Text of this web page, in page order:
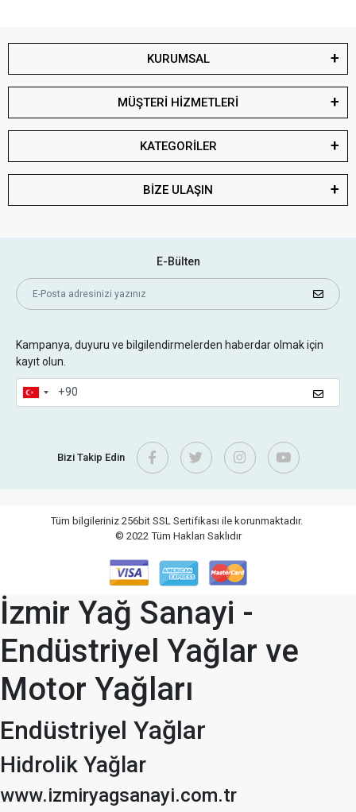
KURUMSAL
MÜŞTERİ HİZMETLERİ
KATEGORİLER
BİZE ULAŞIN
E-Bülten
Kampanya, duyuru ve bilgilendirmelerden haberdar olmak için
kayıt olun.
Bizi Takip Edin
Tüm bilgileriniz 256bit SSL Sertifikası ile korunmaktadır.
© 2022 Tüm Hakları Saklıdır
İzmir Yağ Sanayi -
Endüstriyel Yağlar ve
Motor Yağları
Endüstriyel Yağlar
Hidrolik Yağlar
www.izmiryagsanayi.com.tr